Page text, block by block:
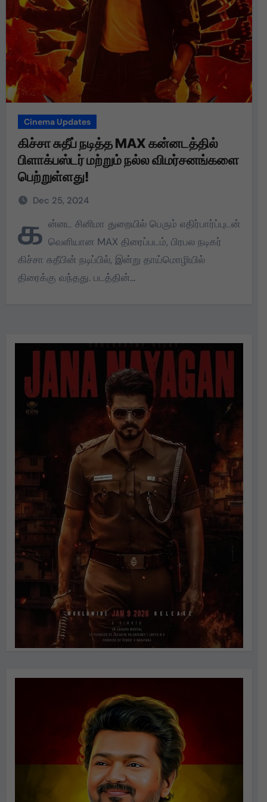
Cinema Updates
கிச்சா சுதீப் நடித்த MAX கன்னடத்தில்
பிளாக்பஸ்டர் மற்றும் நல்ல விமர்சனங்களை
பெற்றுள்ளது!
Dec 25, 2024
க ன்னட சினிமா துறையில் பெரும் எதிர்பார்ப்புடன்
வெளியான MAX திரைப்படம், பிரபல நடிகர்
கிச்சா சுதீபின் நடிப்பில், இன்று தாய்மொழியில்
திரைக்கு வந்தது. படத்தின்…